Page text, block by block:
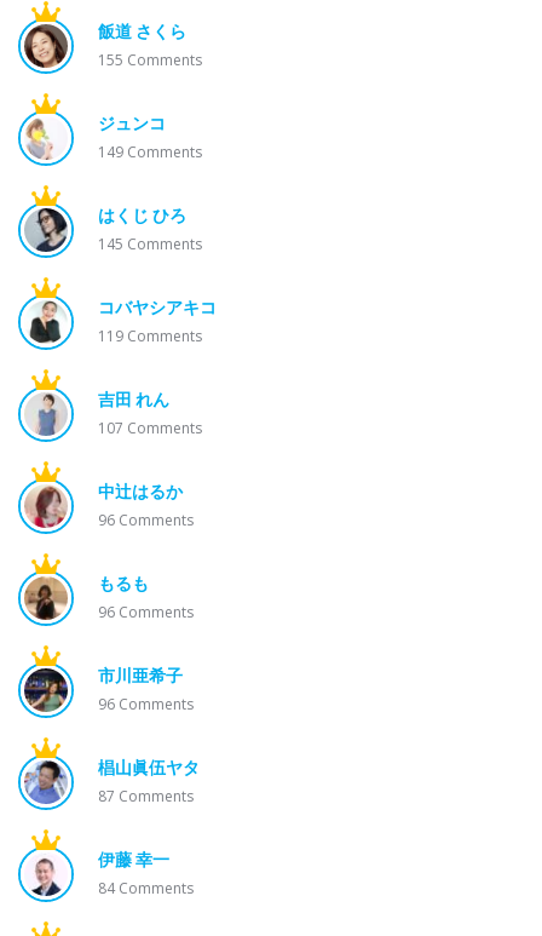
飯道 さくら
155 Comments
ジュンコ
149 Comments
はくじ ひろ
145 Comments
コバヤシアキコ
119 Comments
吉田 れん
107 Comments
中辻はるか
96 Comments
もるも
96 Comments
市川亜希子
96 Comments
椙山眞伍ヤタ
87 Comments
伊藤 幸一
84Comments